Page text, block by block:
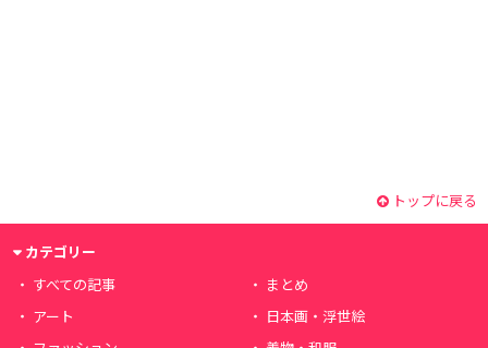
トップに戻る
カテゴリー
すべての記事
まとめ
アート
日本画・浮世絵